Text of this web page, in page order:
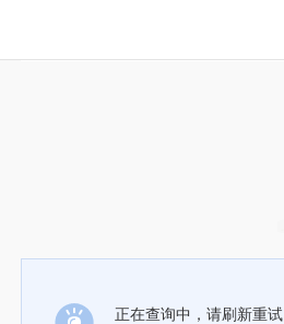
正在查询中，请刷新重试